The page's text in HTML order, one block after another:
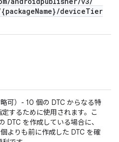
{packageName}/deviceTier
略可）- 10 個の DTC からなる特
するために使用されます。こ
DTC を作成している場合に、
よりも前に作成した DTC を確